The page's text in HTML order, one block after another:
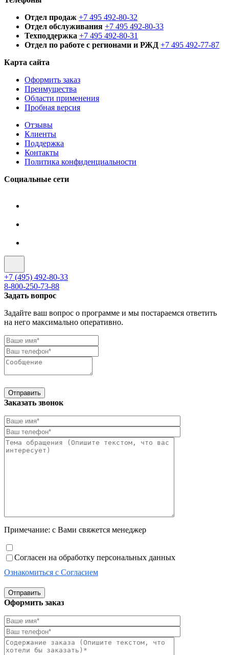
Отдел продаж +7 495 492-80-32
Отдел обслуживания +7 495 492-80-33
Техподдержка +7 495 492-80-31
Отдел по работе с регионами и РЖД +7 495 492-77-87
Карта сайта
Оформить заказ
Преимущества
Области применения
Пробная версия
Отзывы
Клиенты
Поддержка
Контакты
Политика конфиденциальности
Социальные сети
+7 (495) 492-80-33
8-800-250-73-88
Задать вопрос
Задайте ваш вопрос о программе и мы постараемся ответить
на него максимально оперативно.
Отправить
Заказать звонок
Примечание: с Вами свяжется менеджер
Согласен на обработку персональных данных
Ознакомиться с Согласием
Отправить
Оформить заказ